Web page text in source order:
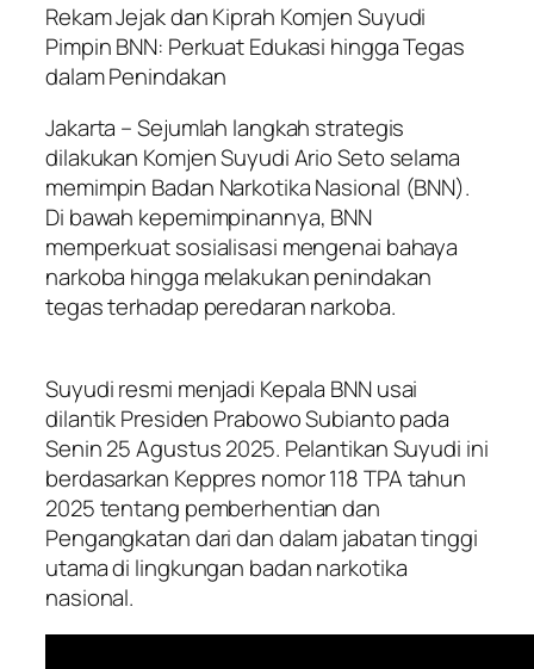
Rekam Jejak dan Kiprah Komjen Suyudi
Pimpin BNN: Perkuat Edukasi hingga Tegas
dalam Penindakan
Jakarta – Sejumlah langkah strategis
dilakukan Komjen Suyudi Ario Seto selama
memimpin Badan Narkotika Nasional (BNN).
Di bawah kepemimpinannya, BNN
memperkuat sosialisasi mengenai bahaya
narkoba hingga melakukan penindakan
tegas terhadap peredaran narkoba.
Suyudi resmi menjadi Kepala BNN usai
dilantik Presiden Prabowo Subianto pada
Senin 25 Agustus 2025. Pelantikan Suyudi ini
berdasarkan Keppres nomor 118 TPA tahun
2025 tentang pemberhentian dan
Pengangkatan dari dan dalam jabatan tinggi
utama di lingkungan badan narkotika
nasional.